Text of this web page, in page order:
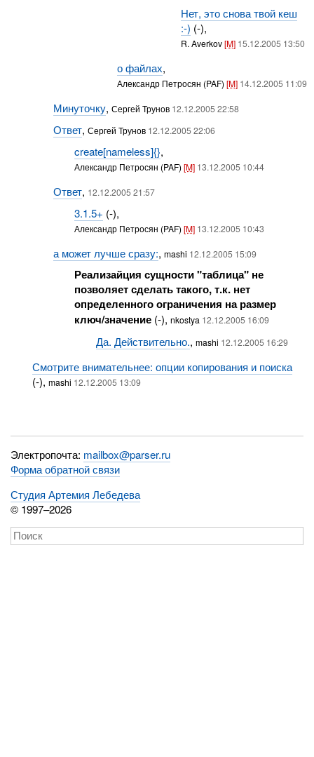
Нет, это снова твой кеш
:-) (-),
R. Averkov[M] 15.12.2005 13:50
о файлах,
Александр Петросян (PAF)[M] 14.12.2005 11:09
Минуточку, Сергей Трунов 12.12.2005 22:58
Ответ, Сергей Трунов 12.12.2005 22:06
create[nameless]{},
Александр Петросян (PAF)[M] 13.12.2005 10:44
Ответ, 12.12.2005 21:57
3.1.5+ (-),
Александр Петросян (PAF)[M] 13.12.2005 10:43
а может лучше сразу:, mashi 12.12.2005 15:09
Реализайция сущности "таблица" не
позволяет сделать такого, т.к. нет
определенного ограничения на размер
ключ/значение (-),nkostya 12.12.2005 16:09
Да. Действительно., mashi 12.12.2005 16:29
Смотрите внимательнее: опции копирования и поиска
(-), mashi 12.12.2005 13:09
Электропочта: mailbox@parser.ru
Форма обратной связи
Студия Артемия Лебедева
© 1997–2026